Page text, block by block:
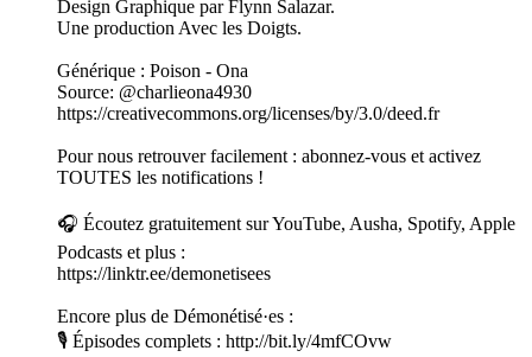
Design Graphique par Flynn Salazar.
Une production Avec les Doigts.
Générique : Poison - Ona
Source: @charlieona4930
https://creativecommons.org/licenses/by/3.0/deed.fr
Pour nous retrouver facilement : abonnez-vous et activez
TOUTES les notifications !
🎧 Écoutez gratuitement sur YouTube, Ausha, Spotify, Apple
Podcasts et plus :
https://linktr.ee/demonetisees
Encore plus de Démonétisé·es :
🎙 Épisodes complets : http://bit.ly/4mfCOvw